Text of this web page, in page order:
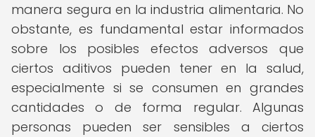
manera segura en la industria alimentaria. No
obstante, es fundamental estar informados
sobre los posibles efectos adversos que
ciertos aditivos pueden tener en la salud,
especialmente si se consumen en grandes
cantidades o de forma regular. Algunas
personas pueden ser sensibles a ciertos